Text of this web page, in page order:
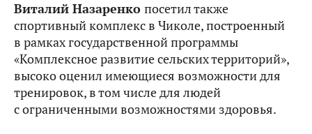
Виталий Назаренко посетил также
спортивный комплекс в Чиколе, построенный
в рамках государственной программы
«Комплексное развитие сельских территорий»,
высоко оценил имеющиеся возможности для
тренировок, в том числе для людей
с ограниченными возможностями здоровья.